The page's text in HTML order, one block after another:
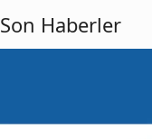
Son Haberler